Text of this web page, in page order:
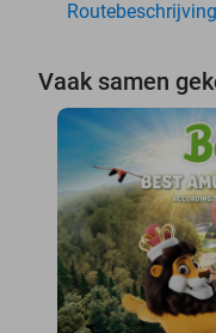
Routebeschrijving
Vaak samen